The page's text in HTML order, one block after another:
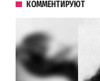
КОММЕНТИРУЮТ